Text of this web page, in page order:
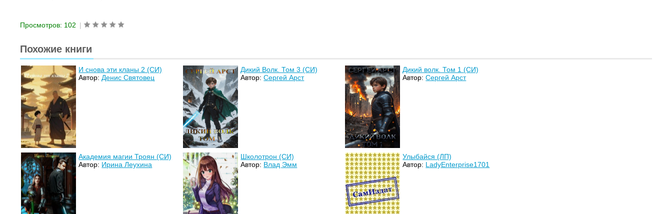
Просмотров: 102 |
Похожие книги
И снова эти кланы 2 (СИ)
Автор:Денис Святовец
Дикий Волк. Том 3 (СИ)
Автор:Сергей Арст
Дикий волк. Том 1 (СИ)
Автор:Сергей Арст
Академия магии Троян (СИ)
Автор: Ирина Леухина
Школотрон (СИ)
Автор: Влад Эмм
Улыбайся (ЛП)
Автор: LadyEnterprise1701